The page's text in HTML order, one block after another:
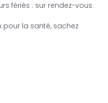
fériés : sur rendez-vous
pour la santé, sachez